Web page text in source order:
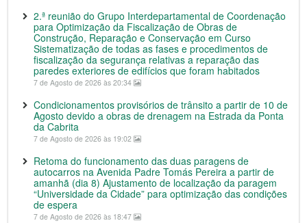
2.ª reunião do Grupo Interdepartamental de Coordenação
para Optimização da Fiscalização de Obras de
Construção, Reparação e Conservação em Curso
Sistematização de todas as fases e procedimentos de
fiscalização da segurança relativas a reparação das
paredes exteriores de edifícios que foram habitados
7 de Agosto de 2026 às 20:34
Condicionamentos provisórios de trânsito a partir de 10 de
Agosto devido a obras de drenagem na Estrada da Ponta
da Cabrita
7 de Agosto de 2026 às 19:02
Retoma do funcionamento das duas paragens de
autocarros na Avenida Padre Tomás Pereira a partir de
amanhã (dia 8) Ajustamento de localização da paragem
“Universidade da Cidade” para optimização das condições
de espera
7 de Agosto de 2026 às 18:47